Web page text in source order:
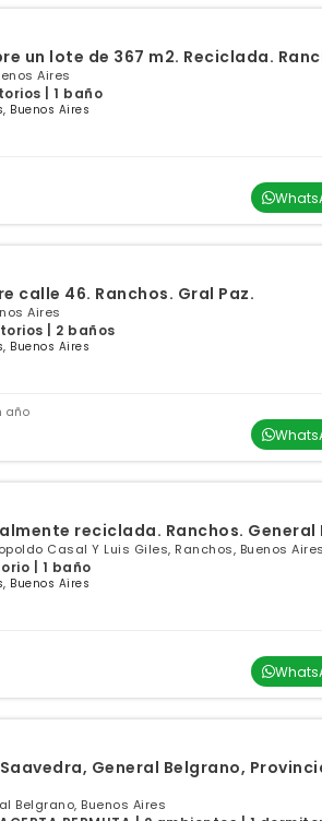
un lote de 367 m2. Reciclada.
Aires
| 1 baño
Buenos Aires
calle 46. Ranchos. Gral Paz.
Aires
| 2 baños
Buenos Aires
año
reciclada. Ranchos. General
Casal Y Luis Giles, Ranchos, Buenos Aires
| 1 baño
Buenos Aires
General Belgrano,
Belgrano, Buenos Aires